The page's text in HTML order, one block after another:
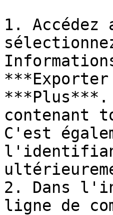
1. Accédez
contenant
C'est
2. Dans
ligne de